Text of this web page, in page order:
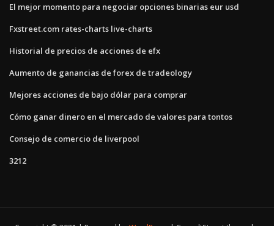
El mejor momento para negociar opciones binarias eur usd
Fxstreet.com rates-charts live-charts
Historial de precios de acciones de efx
Aumento de ganancias de forex de tradeology
Mejores acciones de bajo dólar para comprar
Cómo ganar dinero en el mercado de valores para tontos
Consejo de comercio de liverpool
3212